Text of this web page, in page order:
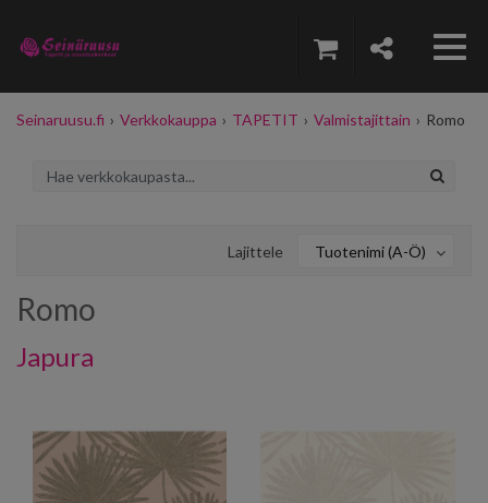
Seinaruusu.fi › Verkkokauppa › TAPETIT › Valmistajittain › Romo
Lajittele Tuotenimi (A-Ö)
Romo
Japura